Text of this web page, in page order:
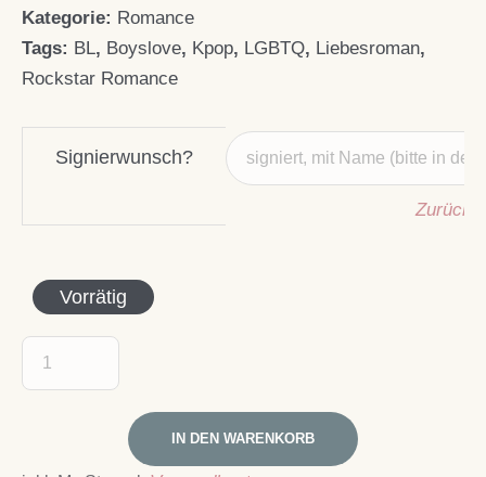
Kategorie: Romance
Tags: BL, Boyslove, Kpop, LGBTQ, Liebesroman,
Rockstar Romance
Signierwunsch?
Vorrätig
IN DEN WARENKORB